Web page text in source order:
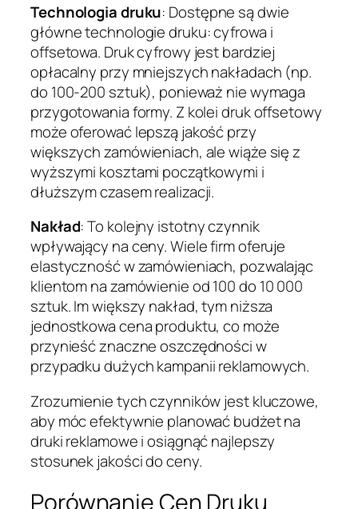
Technologia druku: Dostępne są dwie
główne technologie druku: cyfrowa i
offsetowa. Druk cyfrowy jest bardziej
opłacalny przy mniejszych nakładach (np.
do 100-200 sztuk), ponieważ nie wymaga
przygotowania formy. Z kolei druk offsetowy
może oferować lepszą jakość przy
większych zamówieniach, ale wiąże się z
wyższymi kosztami początkowymi i
dłuższym czasem realizacji.
Nakład: To kolejny istotny czynnik
wpływający na ceny. Wiele firm oferuje
elastyczność w zamówieniach, pozwalając
klientom na zamówienie od 100 do 10 000
sztuk. Im większy nakład, tym niższa
jednostkowa cena produktu, co może
przynieść znaczne oszczędności w
przypadku dużych kampanii reklamowych.
Zrozumienie tych czynników jest kluczowe,
aby móc efektywnie planować budżet na
druki reklamowe i osiągnąć najlepszy
stosunek jakości do ceny.
Porównanie Cen Druku